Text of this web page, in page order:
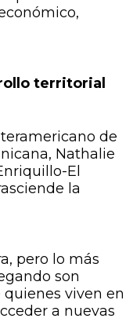
territorial
de
Nathalie
El
la
pero lo más
son
viven en
a nuevas